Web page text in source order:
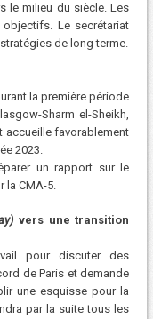
le milieu du siècle. Les
Le secrétariat
de long terme.
la première période
Sharm el-Sheikh,
accueille favorablement
2023.
un rapport sur le
CMA-5.
vers une transition
pour discuter des
de Paris et demande
une esquisse pour la
par la suite tous les